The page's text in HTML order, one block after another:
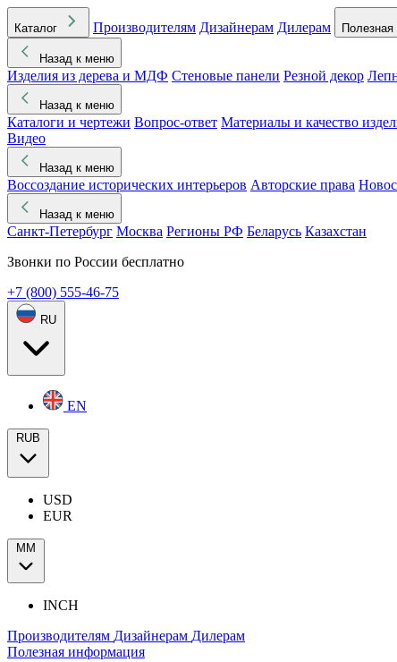
Каталог Производителям Дизайнерам Дилерам
Назад к меню
Изделия из дерева и МДФ Стеновые панели Резной декор
Назад к меню
Каталоги и чертежи Вопрос-ответ Материалы и качество
Видео
Назад к меню
Воссоздание исторических интерьеров Авторские права
Назад к меню
Санкт-Петербург Москва Регионы РФ Беларусь Казахстан
Звонки по России бесплатно
+7 (800) 555-46-75
RU
EN
RUB
USD
EUR
ММ
INCH
Производителям Дизайнерам Дилерам
Полезная информация